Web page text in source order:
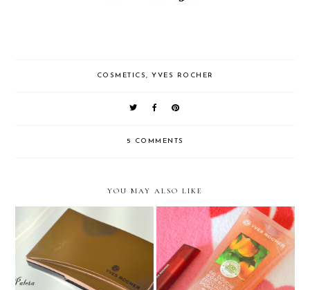
COSMETICS, YVES ROCHER
5 COMMENTS
YOU MAY ALSO LIKE
Paletka očných tieňov od
Yves Rocher
Yves Rocher-ovocné
novinky a tipy na nákup